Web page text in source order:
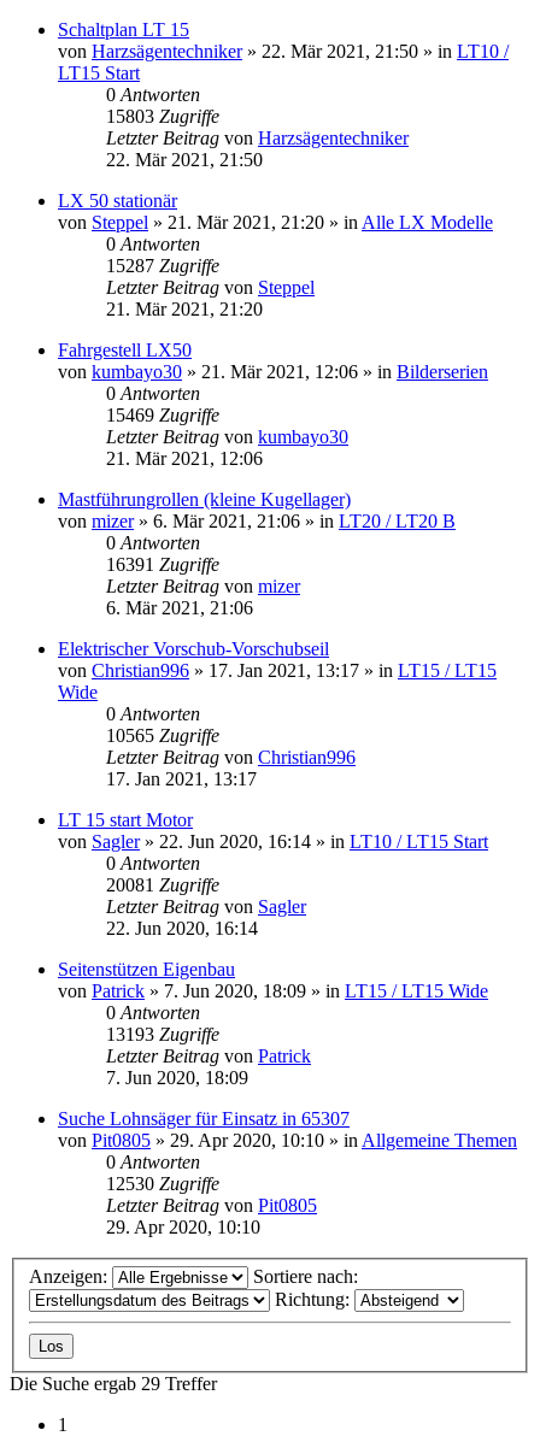
Schaltplan LT 15
von Harzsägentechniker» 22. Mär 2021, 21:50 » in LT10 /
LT15 Start
0 Antworten
15803 Zugriffe
Letzter Beitrag von Harzsägentechniker
22. Mär 2021, 21:50
LX 50 stationär
von Steppel » 21. Mär 2021, 21:20 » in Alle LX Modelle
0 Antworten
15287 Zugriffe
Letzter Beitrag von Steppel
21. Mär 2021, 21:20
Fahrgestell LX50
von kumbayo30 » 21. Mär 2021, 12:06 » in Bilderserien
0 Antworten
15469 Zugriffe
Letzter Beitrag von kumbayo30
21. Mär 2021, 12:06
Mastführungrollen (kleine Kugellager)
von mizer» 6. Mär 2021, 21:06 » in LT20 / LT20 B
0 Antworten
16391 Zugriffe
Letzter Beitrag von mizer
6. Mär 2021, 21:06
Elektrischer Vorschub-Vorschubseil
von Christian996 » 17. Jan 2021, 13:17 » in LT15 / LT15
Wide
0 Antworten
10565 Zugriffe
Letzter Beitrag von Christian996
17. Jan 2021, 13:17
LT 15 start Motor
von Sagler» 22. Jun 2020, 16:14 » in LT10 / LT15 Start
0 Antworten
20081 Zugriffe
Letzter Beitrag von Sagler
22. Jun 2020, 16:14
Seitenstützen Eigenbau
von Patrick » 7. Jun 2020, 18:09 » in LT15 / LT15 Wide
0 Antworten
13193 Zugriffe
Letzter Beitrag von Patrick
7. Jun 2020, 18:09
Suche Lohnsäger für Einsatz in 65307
von Pit0805 » 29. Apr 2020, 10:10 » in Allgemeine Themen
0 Antworten
12530 Zugriffe
Letzter Beitrag von Pit0805
29. Apr 2020, 10:10
Anzeigen:
Sortiere nach:
Richtung:
Die Suche ergab 29 Treffer
1